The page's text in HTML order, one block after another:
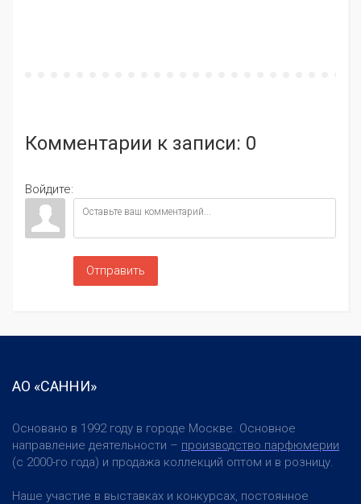
Комментарии к записи: 0
Войдите:
Отправить
АО «САННИ»
Основано в 1992 году в городе Москве. Основное
направление деятельности – производство парфюмерии
(с 2000-го года) и продажа коллекций оптом и в розницу.
Наше участие в выставках и конкурсах, постоянное